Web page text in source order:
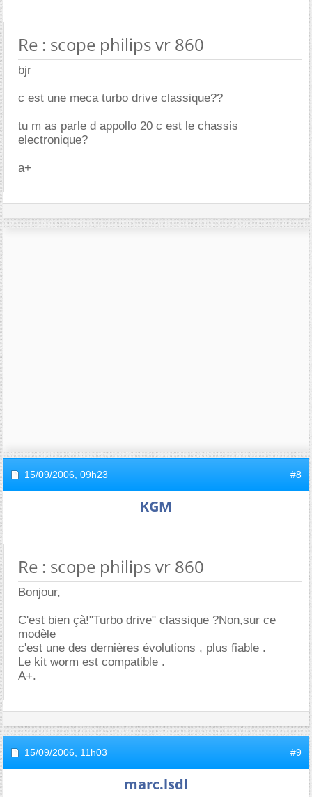
Re : scope philips vr 860
bjr
c est une meca turbo drive classique??
tu m as parle d appollo 20 c est le chassis
electronique?
a+
15/09/2006, 09h23 #8
KGM
Re : scope philips vr 860
Bonjour,
C'est bien çà!"Turbo drive" classique ?Non,sur ce
modèle
c'est une des dernières évolutions , plus fiable .
Le kit worm est compatible .
A+.
15/09/2006, 11h03 #9
marc.lsdl